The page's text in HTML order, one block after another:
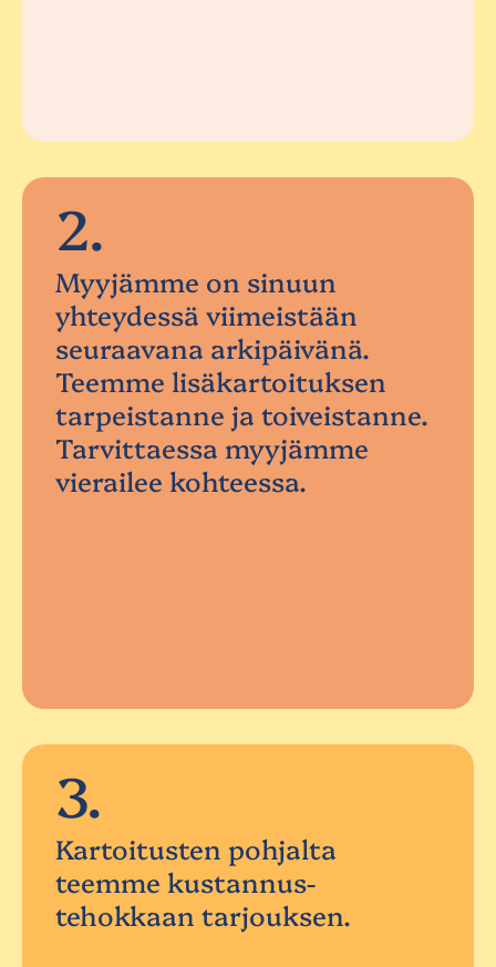
2.
Myyjämme on sinuun
yhteydessä viimeistään
seuraavana arkipäivänä.
Teemme lisäkartoituksen
tarpeistanne ja toiveistanne.
Tarvittaessa myyjämme
vierailee kohteessa.
3.
Kartoitusten pohjalta
teemme kustannus-
tehokkaan tarjouksen.